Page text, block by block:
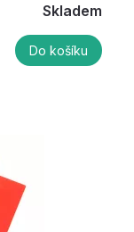
Skladem
Do košíku